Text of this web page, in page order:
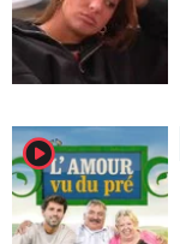
player2